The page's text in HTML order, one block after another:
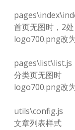
首页无图时，2处
logo700.png改
pages\list\list.js
分类页无图时
logo700.png改
utils\config.js
文章列表样式